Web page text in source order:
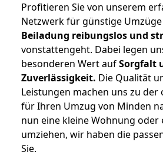
Profitieren Sie von unserem
Netzwerk für günstige
Beiladung reibungslos und
vonstattengeht. Dabei legen
besonderen Wert aufSorgfalt
Zuverlässigkeit. Die Qualität
Leistungen machen uns zu der
für Ihren Umzug von Minden
nun eine kleine Wohnung oder
umziehen, wir haben die
Sie.